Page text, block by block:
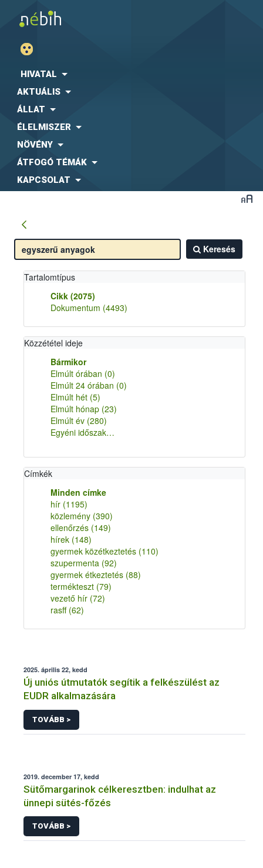
HIVATAL
AKTUÁLIS
ÁLLAT
ÉLELMISZER
NÖVÉNY
ÁTFOGÓ TÉMÁK
KAPCSOLAT
Keresés
Tartalomtípus
Cikk (2075)
Dokumentum (4493)
Közzététel ideje
Bármikor
Elmúlt órában (0)
Elmúlt 24 órában (0)
Elmúlt hét (5)
Elmúlt hónap (23)
Elmúlt év (280)
Egyéni időszak…
Címkék
Minden címke
hír (1195)
közlemény (390)
ellenőrzés (149)
hírek (148)
gyermek közétkeztetés (110)
szupermenta (92)
gyermek étkeztetés (88)
termékteszt (79)
vezető hír (72)
rasff (62)
2025. április 22, kedd
Új uniós útmutatók segítik a felkészülést az
EUDR alkalmazására
TOVÁBB >
2019. december 17, kedd
Sütőmargarinok célkeresztben: indulhat az
ünnepi sütés-főzés
TOVÁBB >